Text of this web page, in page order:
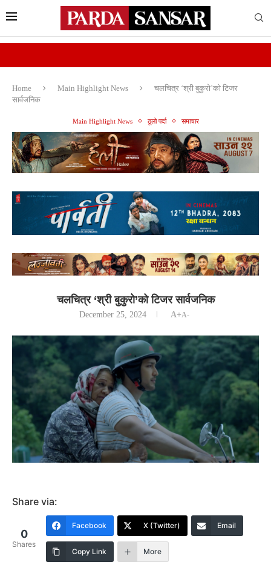
Home Main Highlight News
चलचित्र ‘श्री बुकुरो’को टिजर
सार्वजनिक
Main Highlight News ठूलो पर्दा समाचार
चलचित्र ‘श्री बुकुरो’को टिजर सार्वजनिक
December 25, 2024 A+A-
Share via:
0
Shares
Facebook X (Twitter) Email
Copy Link More